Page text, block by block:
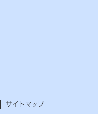
サイトマップ